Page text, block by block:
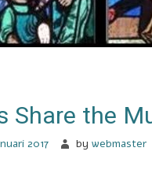
Share the
2017 by webmaster